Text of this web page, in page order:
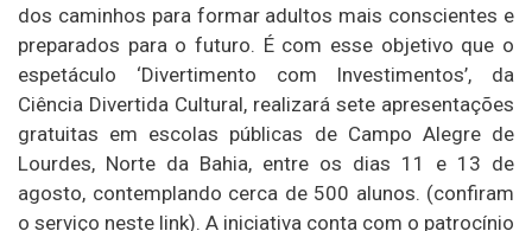
dos caminhos para formar adultos mais conscientes e
preparados para o futuro. É com esse objetivo que o
espetáculo ‘Divertimento com Investimentos’, da
Ciência Divertida Cultural, realizará sete apresentações
gratuitas em escolas públicas de Campo Alegre de
Lourdes, Norte da Bahia, entre os dias 11 e 13 de
agosto, contemplando cerca de 500 alunos. (confiram
o serviço neste link). A iniciativa conta com o patrocínio